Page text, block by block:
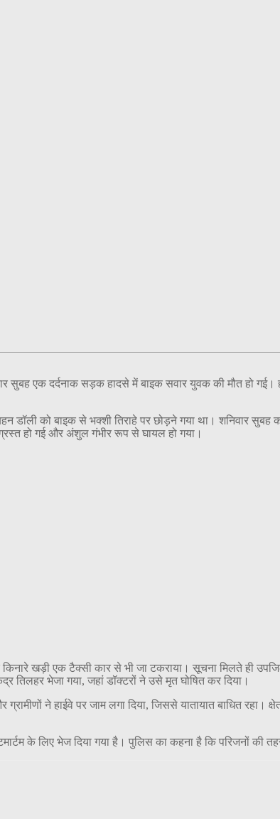
सुबह एक दर्दनाक सड़क हादसे में बाइक सवार युवक की मौत हो
डॉली को बाइक से भक्शी तिराहे पर छोड़ने गया था। शनिवार
हो गई और अंशुल गंभीर रूप से घायल हो गया।
खड़ी एक टैक्सी कार से भी जा टकराया। सूचना मिलते ही
भेजा गया, जहां डॉक्टरों ने उसे मृत घोषित कर दिया।
ने हाईवे पर जाम लगा दिया, जिससे यातायात बाधित रहा।
के लिए भेज दिया गया है। पुलिस का कहना है कि परिजनों